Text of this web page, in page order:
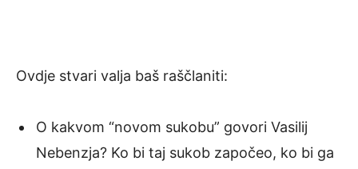
Ovdje stvari valja baš raščlaniti:
O kakvom “novom sukobu” govori Vasilij
Nebenzja? Ko bi taj sukob započeo, ko bi ga